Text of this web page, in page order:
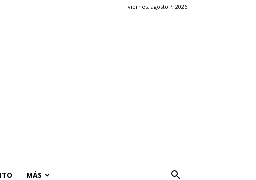
viernes, agosto 7, 2026
MÁS